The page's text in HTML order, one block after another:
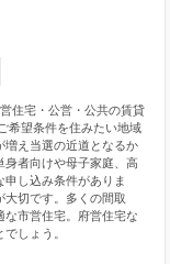
住宅・公営・公共の賃貸
希望条件を住みたい地域
え当選の近道となるか
身者向けや母子家庭、高
し込み条件がありま
切です。多くの間取
な市営住宅。府営住宅な
しょう。